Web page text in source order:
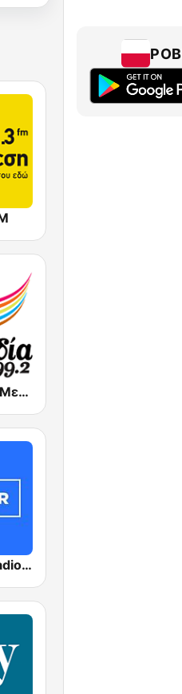
Melodia FM (Μελωδία 99.2)
ΣΚΑΪ (Skai Radio 100.3)